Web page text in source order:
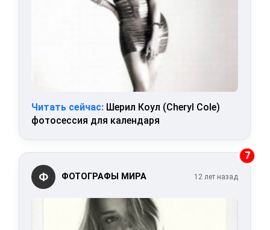
Читать сейчас: Шерил Коул (Cheryl Cole)
фотосессия для календаря
7
Ф ФОТОГРАФЫ МИРА 12 лет назад